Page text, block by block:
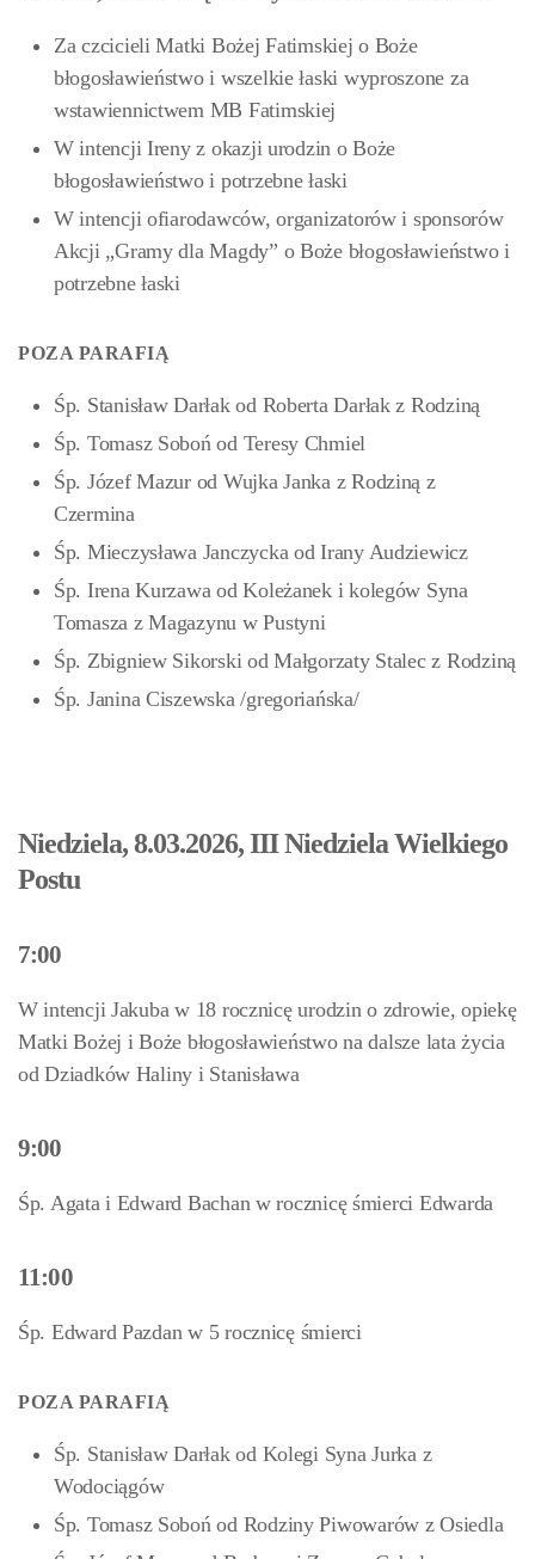
Za czcicieli Matki Bożej Fatimskiej o Boże
błogosławieństwo i wszelkie łaski wyproszone za
wstawiennictwem MB Fatimskiej
W intencji Ireny z okazji urodzin o Boże
błogosławieństwo i potrzebne łaski
W intencji ofiarodawców, organizatorów i sponsorów
Akcji „Gramy dla Magdy” o Boże błogosławieństwo i
potrzebne łaski
POZA PARAFIĄ
Śp. Stanisław Darłak od Roberta Darłak z Rodziną
Śp. Tomasz Soboń od Teresy Chmiel
Śp. Józef Mazur od Wujka Janka z Rodziną z
Czermina
Śp. Mieczysława Janczycka od Irany Audziewicz
Śp. Irena Kurzawa od Koleżanek i kolegów Syna
Tomasza z Magazynu w Pustyni
Śp. Zbigniew Sikorski od Małgorzaty Stalec z Rodziną
Śp. Janina Ciszewska /gregoriańska/
Niedziela, 8.03.2026, III Niedziela Wielkiego
Postu
7:00
W intencji Jakuba w 18 rocznicę urodzin o zdrowie, opiekę
Matki Bożej i Boże błogosławieństwo na dalsze lata życia
od Dziadków Haliny i Stanisława
9:00
Śp. Agata i Edward Bachan w rocznicę śmierci Edwarda
11:00
Śp. Edward Pazdan w 5 rocznicę śmierci
POZA PARAFIĄ
Śp. Stanisław Darłak od Kolegi Syna Jurka z
Wodociągów
Śp. Tomasz Soboń od Rodziny Piwowarów z Osiedla